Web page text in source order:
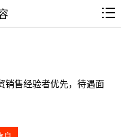
销售经验者优先，待遇面